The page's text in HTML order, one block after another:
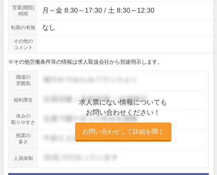
営業(開院)
時間
月～金 8:30～17:30 / 土 8:30～12:30
転勤の有無 なし
その他の
コメント
※その他労働条件等の情報は求人取扱会社から別途明示します。
職場の
雰囲気
求人票にない情報についても
お問い合わせください！
お問い合わせして詳細を聞く
福利厚生
休みの
取りやすさ
残業の
多さ
人員体制